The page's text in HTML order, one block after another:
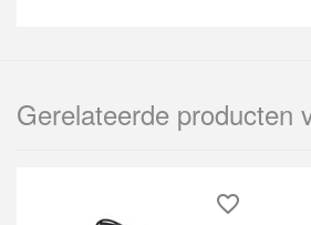
Gerelateerde producten